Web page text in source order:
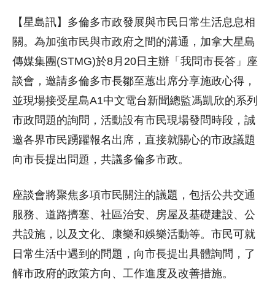
【星島訊】多倫多市政發展與市民日常生活息息相
關。為加強市民與市政府之間的溝通，加拿大星島
傳媒集團(STMG)於8月20日主辦「我問市長答」座
談會，邀請多倫多市長鄒至蕙出席分享施政心得，
並現場接受星島A1中文電台新聞總監馮凱欣的系列
市政問題的詢問，活動設有市民現場發問時段，誠
邀各界市民踴躍報名出席，直接就關心的市政議題
向市長提出問題，共議多倫多市政。
座談會將聚焦多項市民關注的議題，包括公共交通
服務、道路擠塞、社區治安、房屋及基礎建設、公
共設施，以及文化、康樂和娛樂活動等。市民可就
日常生活中遇到的問題，向市長提出具體詢問，了
解市政府的政策方向、工作進度及改善措施。